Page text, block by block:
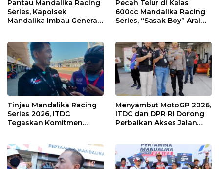
Pantau Mandalika Racing
Series, Kapolsek
Mandalika Imbau Generasi
Pecah Telur di Kelas
600cc Mandalika Racing
Series, “Sasak Boy” Arai
Tinjau Mandalika Racing
Series 2026, ITDC
Tegaskan Komitmen
Kawasan
Menyambut MotoGP 2026,
ITDC dan DPR RI Dorong
Perbaikan Akses Jalan